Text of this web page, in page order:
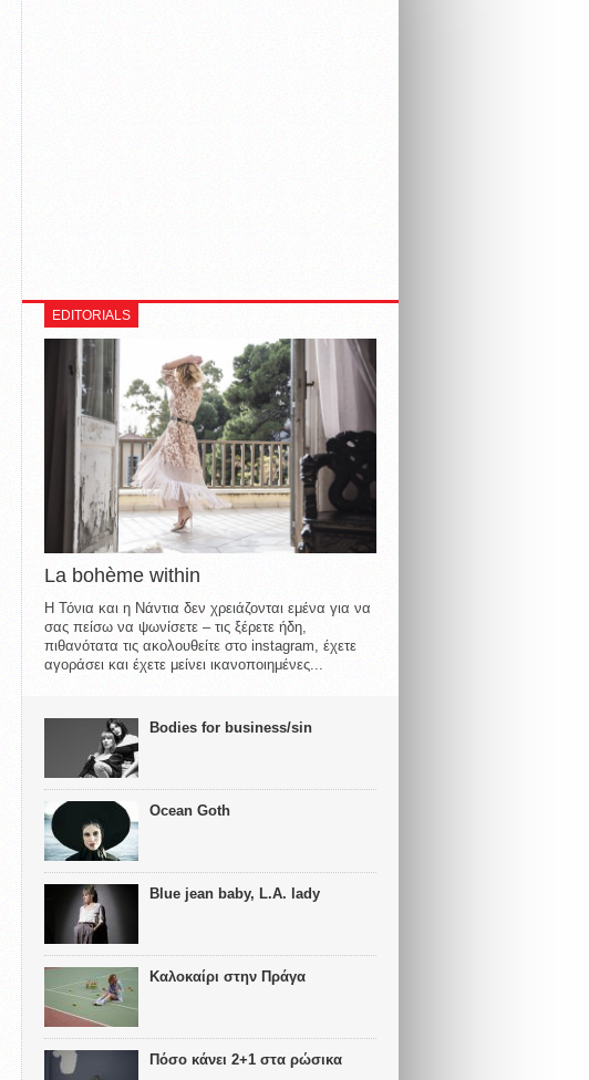
EDITORIALS
La bohème within
Η Τόνια και η Νάντια δεν χρειάζονται εμένα για να
σας πείσω να ψωνίσετε – τις ξέρετε ήδη,
πιθανότατα τις ακολουθείτε στο instagram, έχετε
αγοράσει και έχετε μείνει ικανοποιημένες...
Bodies for business/sin
Ocean Goth
Blue jean baby, L.A. lady
Καλοκαίρι στην Πράγα
Πόσο κάνει 2+1 στα ρώσικα